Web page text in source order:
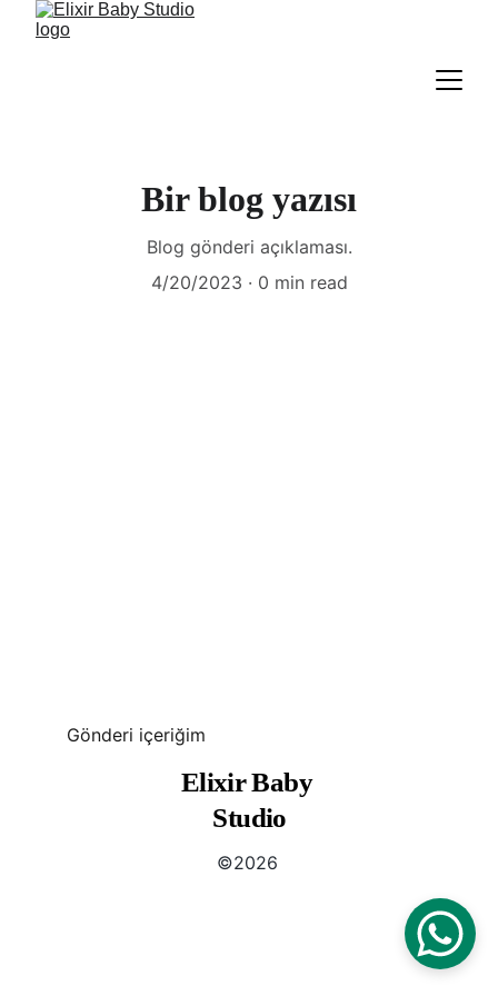
Bir blog yazısı
Blog gönderi açıklaması.
4/20/2023
0 min read
Gönderi içeriğim
©2026
Elixir Baby
Studio